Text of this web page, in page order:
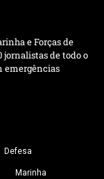
e Forças de
jornalistas de todo o
emergências
Defesa
Marinha